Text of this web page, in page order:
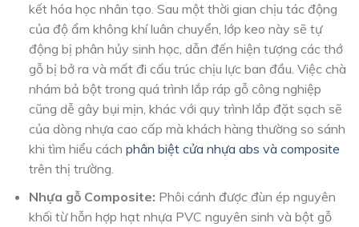
kết hóa học nhân tạo. Sau một thời gian chịu tác động
của độ ẩm không khí luân chuyển, lớp keo này sẽ tự
động bị phân hủy sinh học, dẫn đến hiện tượng các thớ
gỗ bị bở ra và mất đi cấu trúc chịu lực ban đầu. Việc chà
nhám bả bột trong quá trình lắp ráp gỗ công nghiệp
cũng dễ gây bụi mịn, khác với quy trình lắp đặt sạch sẽ
của dòng nhựa cao cấp mà khách hàng thường so sánh
khi tìm hiểu cách phân biệt cửa nhựa abs và composite
trên thị trường.
Nhựa gỗ Composite: Phôi cánh được đùn ép nguyên
khối từ hỗn hợp hạt nhựa PVC nguyên sinh và bột gỗ